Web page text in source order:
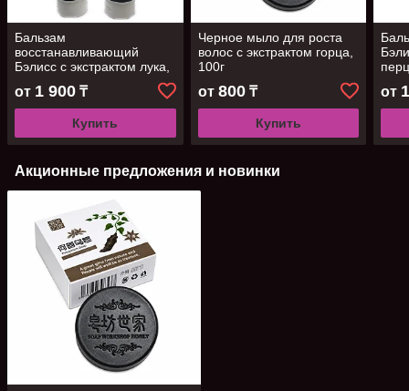
Бальзам
восстанавливающий
Бэлисс с экстрактом лука,
от 1 900 ₸
Купить
Черное мыло для роста
волос с экстрактом горца,
100г
от 800₸
Купить
от
Акционные предложения и новинки